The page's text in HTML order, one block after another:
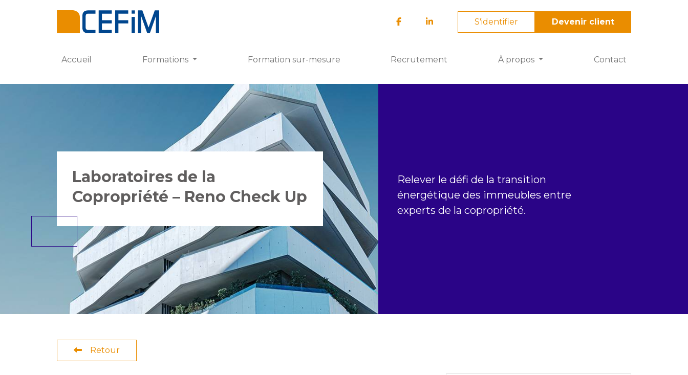
S'identifier Devenir client
Accueil Formations Formation sur-mesure Recrutement À propos Contact
Laboratoires de la
Copropriété – Reno Check Up
Relever le défi de la transition
énergétique des immeubles entre
experts de la copropriété.
Retour